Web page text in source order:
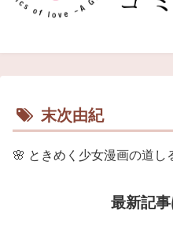
末次由紀
🌸 ときめく少女漫画の道し
最新記